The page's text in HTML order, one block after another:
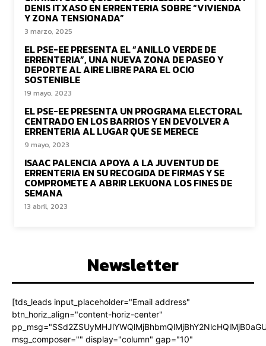
DENIS ITXASO EN ERRENTERIA SOBRE “VIVIENDA
Y ZONA TENSIONADA”
3 marzo, 2025
EL PSE-EE PRESENTA EL “ANILLO VERDE DE
ERRENTERIA”, UNA NUEVA ZONA DE PASEO Y
DEPORTE AL AIRE LIBRE PARA EL OCIO
SOSTENIBLE
19 mayo, 2023
EL PSE-EE PRESENTA UN PROGRAMA ELECTORAL
CENTRADO EN LOS BARRIOS Y EN DEVOLVER A
ERRENTERIA AL LUGAR QUE SE MERECE
9 mayo, 2023
ISAAC PALENCIA APOYA A LA JUVENTUD DE
ERRENTERIA EN SU RECOGIDA DE FIRMAS Y SE
COMPROMETE A ABRIR LEKUONA LOS FINES DE
SEMANA
13 abril, 2023
Newsletter
[tds_leads input_placeholder="Email address"
btn_horiz_align="content-horiz-center"
msg_composer="" display="column" gap="10"